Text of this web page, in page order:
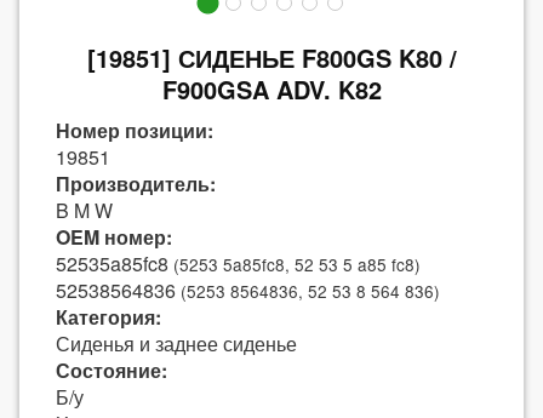
[19851] СИДЕНЬЕ F800GS K80 /
F900GSA ADV. K82
Номер позиции:
19851
Производитель:
B M W
OEM номер:
52535a85fc8 (5253 5a85fc8, 52 53 5 a85 fc8)
52538564836 (5253 8564836, 52 53 8 564 836)
Категория:
Сиденья и заднее сиденье
Состояние:
Б/у